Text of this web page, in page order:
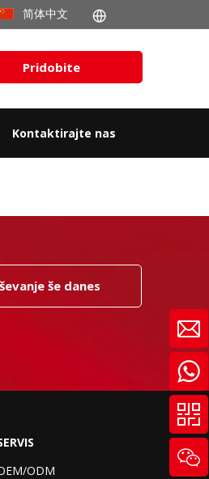
简体中文
Pridobite
Kontaktirajte nas
še danes
ODM